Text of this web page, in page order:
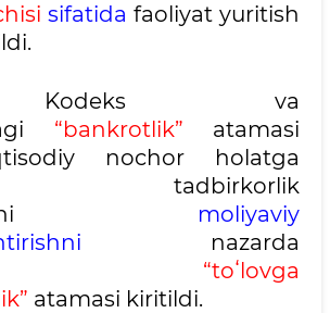
sifatida faoliyat yuritish
Kodeks va
“bankrotlik” atamasi
nochor holatga
tadbirkorlik
moliyaviy
nazarda
“toʻlovga
atamasi kiritildi.